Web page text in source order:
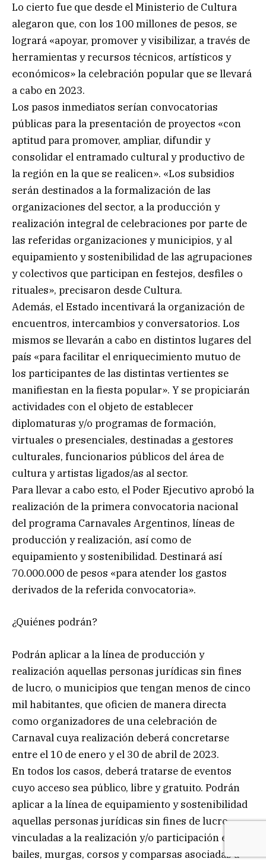
Lo cierto fue que desde el Ministerio de Cultura
alegaron que, con los 100 millones de pesos, se
logrará «apoyar, promover y visibilizar, a través de
herramientas y recursos técnicos, artísticos y
económicos» la celebración popular que se llevará
a cabo en 2023.
Los pasos inmediatos serían convocatorias
públicas para la presentación de proyectos «con
aptitud para promover, ampliar, difundir y
consolidar el entramado cultural y productivo de
la región en la que se realicen». «Los subsidios
serán destinados a la formalización de las
organizaciones del sector, a la producción y
realización integral de celebraciones por parte de
las referidas organizaciones y municipios, y al
equipamiento y sostenibilidad de las agrupaciones
y colectivos que participan en festejos, desfiles o
rituales», precisaron desde Cultura.
Además, el Estado incentivará la organización de
encuentros, intercambios y conversatorios. Los
mismos se llevarán a cabo en distintos lugares del
país «para facilitar el enriquecimiento mutuo de
los participantes de las distintas vertientes se
manifiestan en la fiesta popular». Y se propiciarán
actividades con el objeto de establecer
diplomaturas y/o programas de formación,
virtuales o presenciales, destinadas a gestores
culturales, funcionarios públicos del área de
cultura y artistas ligados/as al sector.
Para llevar a cabo esto, el Poder Ejecutivo aprobó la
realización de la primera convocatoria nacional
del programa Carnavales Argentinos, líneas de
producción y realización, así como de
equipamiento y sostenibilidad. Destinará así
70.000.000 de pesos «para atender los gastos
derivados de la referida convocatoria».
¿Quiénes podrán?
Podrán aplicar a la línea de producción y
realización aquellas personas jurídicas sin fines
de lucro, o municipios que tengan menos de cinco
mil habitantes, que oficien de manera directa
como organizadores de una celebración de
Carnaval cuya realización deberá concretarse
entre el 10 de enero y el 30 de abril de 2023.
En todos los casos, deberá tratarse de eventos
cuyo acceso sea público, libre y gratuito. Podrán
aplicar a la línea de equipamiento y sostenibilidad
aquellas personas jurídicas sin fines de lucro
vinculadas a la realización y/o participación en
bailes, murgas, corsos y comparsas asociadas a